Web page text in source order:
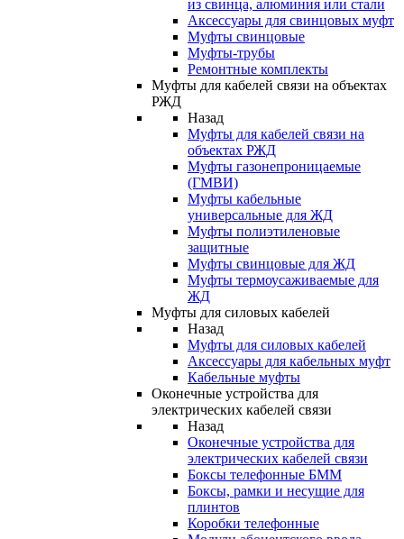
из свинца, алюминия или стали
Аксессуары для свинцовых муфт
Муфты свинцовые
Муфты-трубы
Ремонтные комплекты
Муфты для кабелей связи на объектах
РЖД
Назад
Муфты для кабелей связи на
объектах РЖД
Муфты газонепроницаемые
(ГМВИ)
Муфты кабельные
универсальные для ЖД
Муфты полиэтиленовые
защитные
Муфты свинцовые для ЖД
Муфты термоусаживаемые для
ЖД
Муфты для силовых кабелей
Назад
Муфты для силовых кабелей
Аксессуары для кабельных муфт
Кабельные муфты
Оконечные устройства для
электрических кабелей связи
Назад
Оконечные устройства для
электрических кабелей связи
Боксы телефонные БММ
Боксы, рамки и несущие для
плинтов
Коробки телефонные